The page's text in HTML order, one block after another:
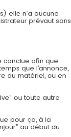
elle n'a aucune
prévaut sans
conclue afin que
que l’annonce,
du matériel, ou en
ou toute autre
pour ça, à la
au début du